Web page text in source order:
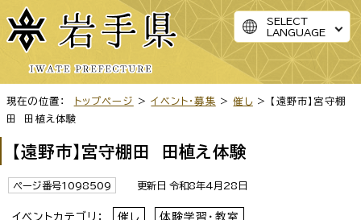
SELECT
LANGUAGE
現在の位置： トップページ >イベント・募集 >催し> 【遠野市】宮守棚
田 田植え体験
【遠野市】宮守棚田 田植え体験
ページ番号1098509 更新日 令和8年4月28日
イベントカテゴリ： 催し 体験学習・教室